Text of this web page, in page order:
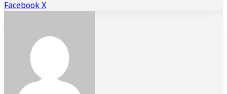
FacebookXLinkedIn
Tumblr
Pinterest
Reddit
VKontakte
Share
Print